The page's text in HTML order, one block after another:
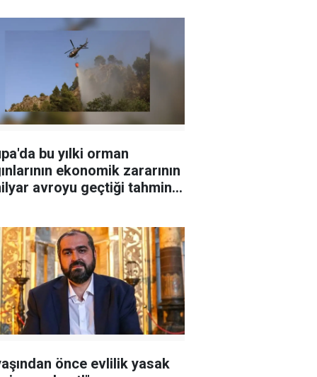
bu yılki orman
ekonomik zararının
avroyu geçtiği tahmin
önce evlilik yasak